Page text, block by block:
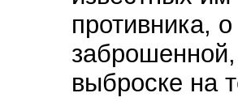
противника,
заброшенной,
выброске на